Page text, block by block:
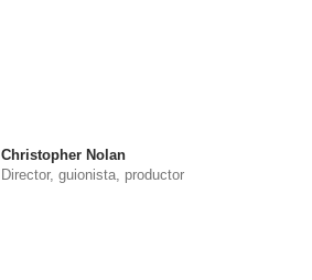
Christopher Nolan
Director, guionista, productor